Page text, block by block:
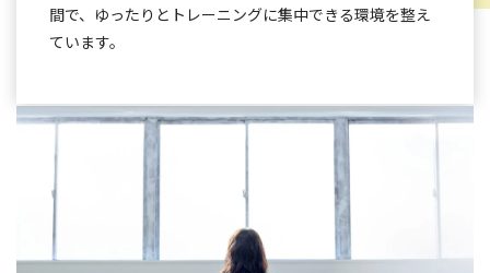
間で、ゆったりとトレーニングに集中できる環境を整え
ています。